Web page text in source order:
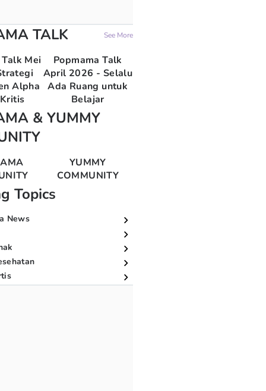
TALK See More
Mei
Alpha
Popmama Talk
April 2026 - Selalu
Ada Ruang untuk
Belajar
& YUMMY
YUMMY
COMMUNITY
Topics
News